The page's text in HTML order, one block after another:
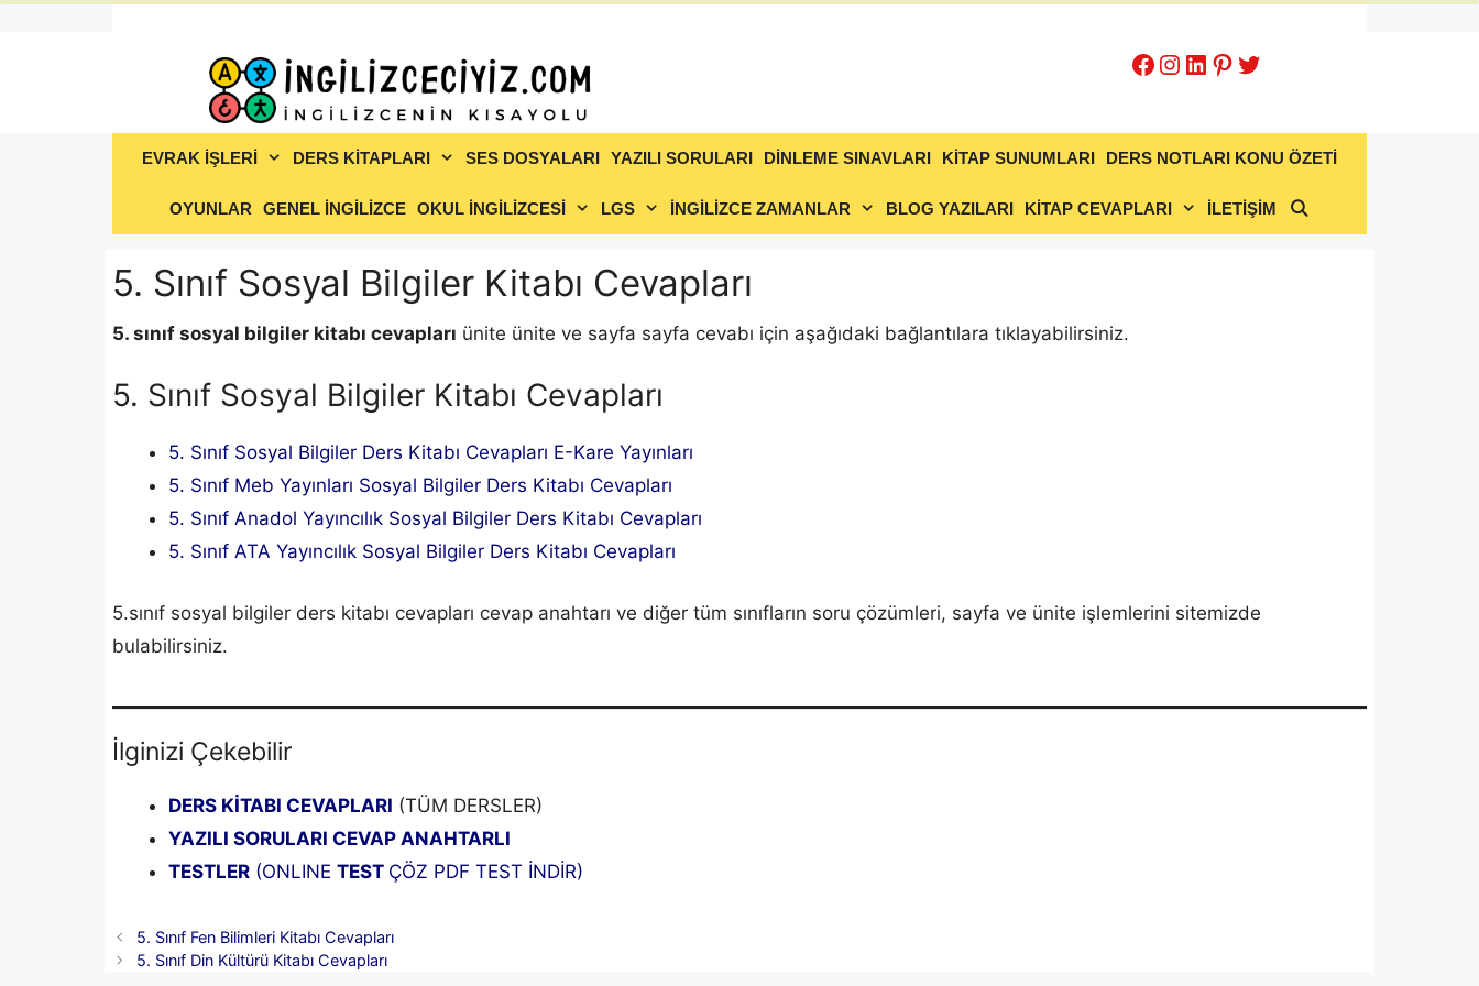
Facebook
Instagram
LinkedIn
Pinterest
Twitter
EVRAK İŞLERİ DERS KİTAPLARI SES DOSYALARI YAZILI SORULARI DİNLEME SINAVLARI KİTAP SUNUMLARI DERS NOTLARI KONU ÖZETİ
OYUNLAR GENEL İNGİLİZCE OKUL İNGİLİZCESİ LGS İNGİLİZCE ZAMANLAR BLOG YAZILARI KİTAP CEVAPLARI İLETİŞİM
5. Sınıf Sosyal Bilgiler Kitabı Cevapları
5. sınıf sosyal bilgiler kitabı cevapları ünite ünite ve sayfa sayfa cevabı için aşağıdaki bağlantılara tıklayabilirsiniz.
5. Sınıf Sosyal Bilgiler Kitabı Cevapları
5. Sınıf Sosyal Bilgiler Ders Kitabı Cevapları E-Kare Yayınları
5. Sınıf Meb Yayınları Sosyal Bilgiler Ders Kitabı Cevapları
5. Sınıf Anadol Yayıncılık Sosyal Bilgiler Ders Kitabı Cevapları
5. Sınıf ATA Yayıncılık Sosyal Bilgiler Ders Kitabı Cevapları
5.sınıf sosyal bilgiler ders kitabı cevapları cevap anahtarı ve diğer tüm sınıfların soru çözümleri, sayfa ve ünite işlemlerini sitemizde
bulabilirsiniz.
İlginizi Çekebilir
DERS KİTABI CEVAPLARI (TÜM DERSLER)
YAZILI SORULARI CEVAP ANAHTARLI
TESTLER (ONLINE TEST ÇÖZ PDF TEST İNDİR)
5. Sınıf Fen Bilimleri Kitabı Cevapları
5. Sınıf Din Kültürü Kitabı Cevapları